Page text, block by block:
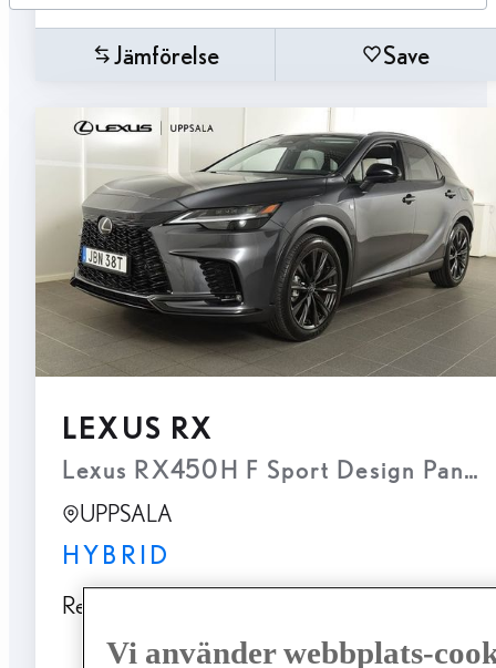
Jämförelse Save
LEXUS RX
UPPSALA
HYBRID
Registrerad
09-2025
730 mil
Vi använder webbplats-